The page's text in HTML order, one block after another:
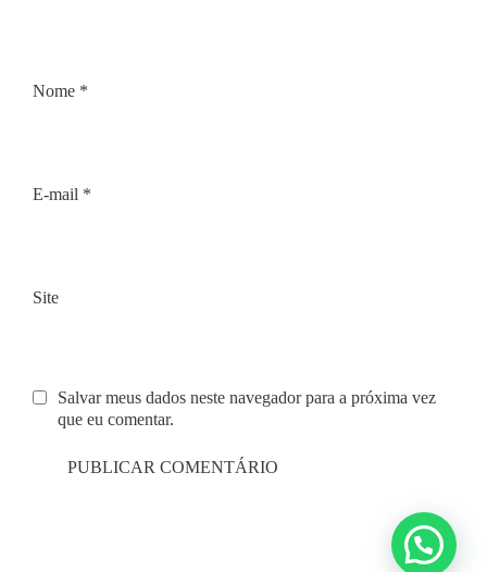
Nome *
E-mail *
Site
Salvar meus dados neste navegador para a próxima vez
que eu comentar.